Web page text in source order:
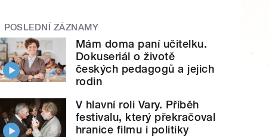
POSLEDNÍ ZÁZNAMY
Mám doma paní učitelku.
Dokuseriál o životě
českých pedagogů a jejich
rodin
V hlavní roli Vary. Příběh
festivalu, který překračoval
hranice filmu i politiky